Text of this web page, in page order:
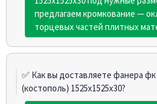
предлагаем кромкование —
торцевых частей плитных
✅ Как вы доставляете фанера фк
(костополь) 1525х1525х30?